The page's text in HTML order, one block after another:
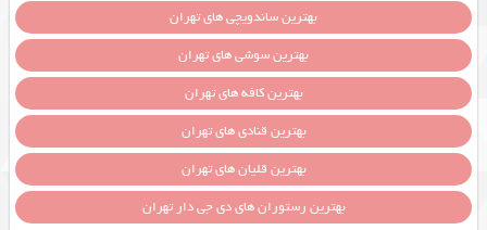
بهترین ساندویچی های تهران
بهترین سوشی های تهران
بهترین کافه های تهران
بهترین قنادی های تهران
بهترین قلیان های تهران
بهترین رستوران های دی جی دار تهران